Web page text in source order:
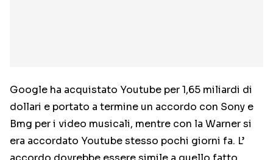
Google ha acquistato Youtube per 1,65 miliardi di
dollari e portato a termine un accordo con Sony e
Bmg per i video musicali, mentre con la Warner si
era accordato Youtube stesso pochi giorni fa. L’